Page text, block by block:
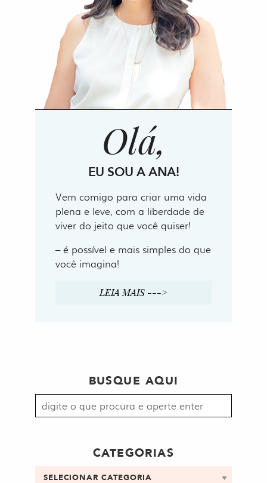
Olá,
EU SOU A ANA!
Vem comigo para criar uma vida
plena e leve, com a liberdade de
viver do jeito que você quiser!
– é possível e mais simples do que
você imagina!
LEIA MAIS --->
BUSQUE AQUI
Procurar
por:
CATEGORIAS
Categorias